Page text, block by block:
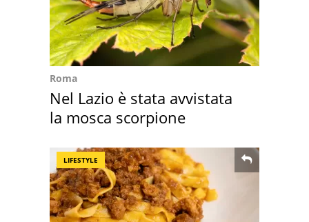
Roma
Nel Lazio è stata avvistata
la mosca scorpione
LIFESTYLE